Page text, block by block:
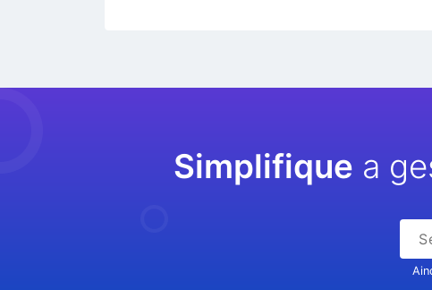
Simplifique a